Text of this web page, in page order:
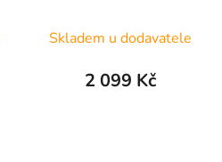
Skladem u dodavatele
2 099 Kč